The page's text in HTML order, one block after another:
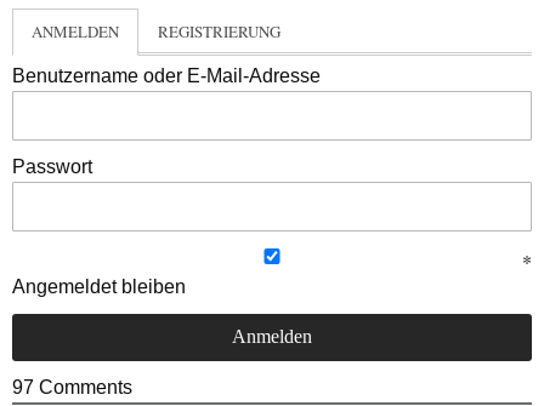
ANMELDEN REGISTRIERUNG
Benutzername oder E-Mail-Adresse
Passwort
Angemeldet bleiben
97 Comments